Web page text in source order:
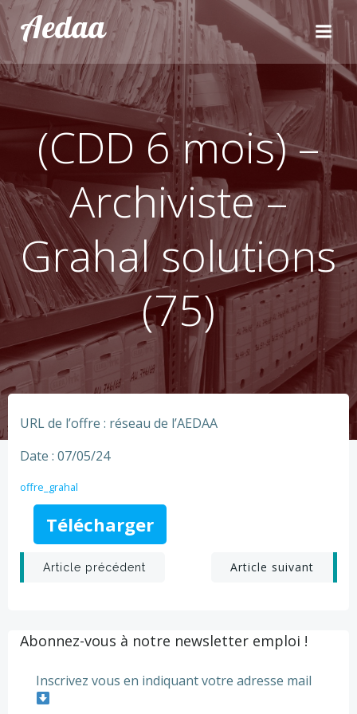
Aller
au
contenu
Aedaa
(CDD 6 mois) –
Archiviste –
Grahal solutions
(75)
URL de l’offre : réseau de l’AEDAA
Date : 07/05/24
offre_grahal
Télécharger
Post
Article précédent
PostArticle suivant
Abonnez-vous à notre newsletter emploi !
Inscrivez vous en indiquant votre adresse mail